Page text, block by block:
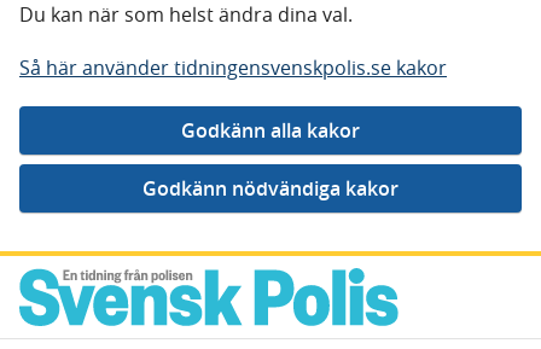
Du kan när som helst ändra dina val.
Så här använder tidningensvenskpolis.se kakor
Gå direkt till innehåll